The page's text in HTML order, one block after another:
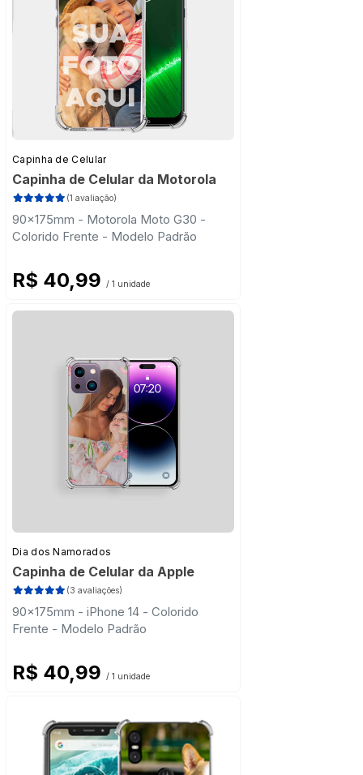
Capinha de Celular
Capinha de Celular da Motorola
(1 avaliação)
90x175mm - Motorola Moto G30 -
Colorido Frente - Modelo Padrão
R$ 40,99 / 1 unidade
Dia dos Namorados
Capinha de Celular da Apple
(3 avaliações)
90x175mm - iPhone 14 - Colorido
Frente - Modelo Padrão
R$ 40,99 / 1 unidade